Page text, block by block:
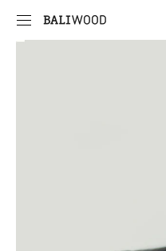
PRIE